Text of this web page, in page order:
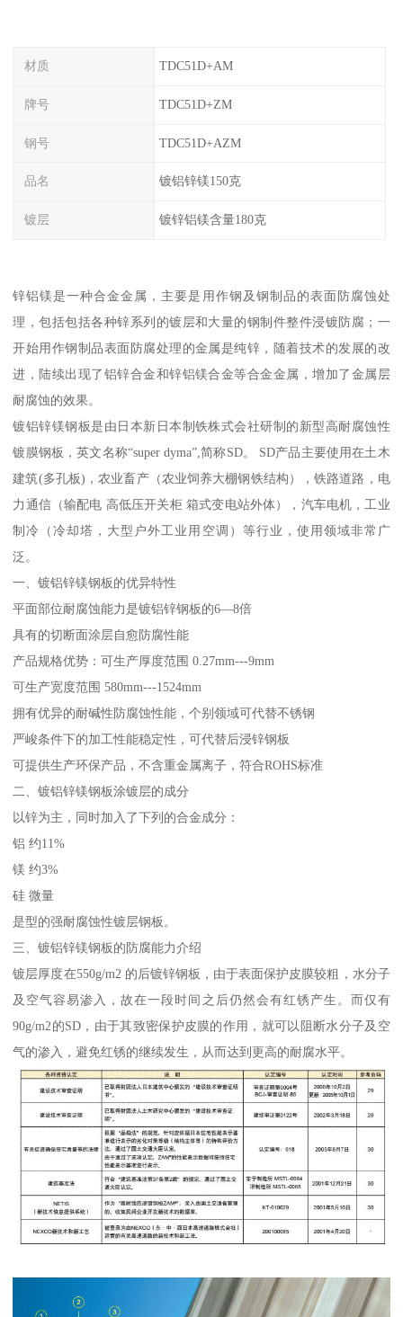
材质 TDC51D+AM
牌号 TDC51D+ZM
钢号 TDC51D+AZM
品名 镀铝锌镁150克
镀层 镀锌铝镁含量180克
锌铝镁是一种合金金属，主要是用作钢及钢制品的表面防腐蚀处
理，包括包括各种锌系列的镀层和大量的钢制件整件浸镀防腐；一
开始用作钢制品表面防腐处理的金属是纯锌，随着技术的发展的改
进，陆续出现了铝锌合金和锌铝镁合金等合金金属，增加了金属层
耐腐蚀的效果。
镀铝锌镁钢板是由日本新日本制铁株式会社研制的新型高耐腐蚀性
镀膜钢板，英文名称“super dyma”,简称SD。 SD产品主要使用在土木
建筑(多孔板)，农业畜产（农业饲养大棚钢铁结构），铁路道路，电
力通信（输配电 高低压开关柜 箱式变电站外体），汽车电机，工业
制冷（冷却塔，大型户外工业用空调）等行业，使用领域非常广
泛。
一、镀铝锌镁钢板的优异特性
平面部位耐腐蚀能力是镀铝锌钢板的6—8倍
具有的切断面涂层自愈防腐性能
产品规格优势：可生产厚度范围 0.27mm---9mm
可生产宽度范围 580mm---1524mm
拥有优异的耐碱性防腐蚀性能，个别领域可代替不锈钢
严峻条件下的加工性能稳定性，可代替后浸锌钢板
可提供生产环保产品，不含重金属离子，符合ROHS标准
二、镀铝锌镁钢板涂镀层的成分
以锌为主，同时加入了下列的合金成分：
铝 约11%
镁 约3%
硅 微量
是型的强耐腐蚀性镀层钢板。
三、镀铝锌镁钢板的防腐能力介绍
镀层厚度在550g/m2 的后镀锌钢板，由于表面保护皮膜较粗，水分子
及空气容易渗入，故在一段时间之后仍然会有红锈产生。而仅有
90g/m2的SD，由于其致密保护皮膜的作用，就可以阻断水分子及空
气的渗入，避免红锈的继续发生，从而达到更高的耐腐水平。